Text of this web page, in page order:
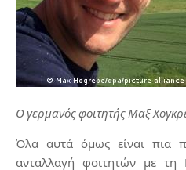
Ο γερμανός φοιτητής Μαξ
Όλα αυτά όμως είναι πια
ανταλλαγή φοιτητών με τη